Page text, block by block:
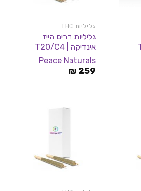
גליליות THC
גליליות דרים הייז
אינדיקה | T20/C4
Peace Naturals
259
₪